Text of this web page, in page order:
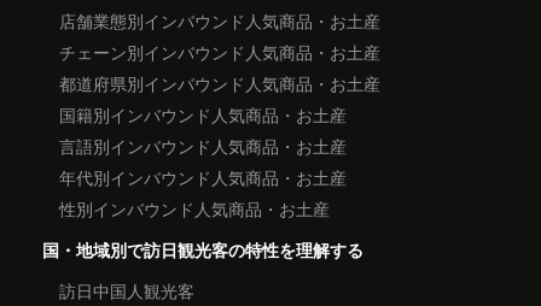
店舗業態別インバウンド人気商品・お土産
チェーン別インバウンド人気商品・お土産
都道府県別インバウンド人気商品・お土産
国籍別インバウンド人気商品・お土産
言語別インバウンド人気商品・お土産
年代別インバウンド人気商品・お土産
性別インバウンド人気商品・お土産
国・地域別で訪日観光客の特性を理解する
訪日中国人観光客